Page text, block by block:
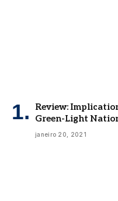
Review:
Green-Light
janeiro 20, 2021